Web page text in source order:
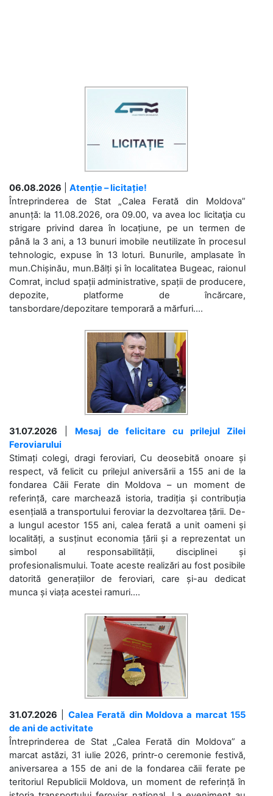
06.08.2026
Atenție – licitație!
Întreprinderea de Stat „Calea Ferată din Moldova”
anunță: la 11.08.2026, ora 09.00, va avea loc licitaţia cu
strigare privind darea în locațiune, pe un termen de
până la 3 ani, a 13 bunuri imobile neutilizate în procesul
tehnologic, expuse în 13 loturi. Bunurile, amplasate în
mun.Chișinău, mun.Bălți și în localitatea Bugeac, raionul
Comrat, includ spații administrative, spații de producere,
depozite, platforme de încărcare,
tansbordare/depozitare temporară a mărfuri....
31.07.2026
Mesaj de felicitare cu prilejul Zilei
Feroviarului
Stimați colegi, dragi feroviari, Cu deosebită onoare și
respect, vă felicit cu prilejul aniversării a 155 ani de la
fondarea Căii Ferate din Moldova – un moment de
referință, care marchează istoria, tradiția și contribuția
esențială a transportului feroviar la dezvoltarea țării. De-
a lungul acestor 155 ani, calea ferată a unit oameni și
localități, a susținut economia țării și a reprezentat un
simbol al responsabilității, disciplinei și
profesionalismului. Toate aceste realizări au fost posibile
datorită generațiilor de feroviari, care și-au dedicat
munca și viața acestei ramuri....
31.07.2026
Calea Ferată din Moldova a marcat 155
de ani de activitate
Întreprinderea de Stat „Calea Ferată din Moldova” a
marcat astăzi, 31 iulie 2026, printr-o ceremonie festivă,
aniversarea a 155 de ani de la fondarea căii ferate pe
teritoriul Republicii Moldova, un moment de referință în